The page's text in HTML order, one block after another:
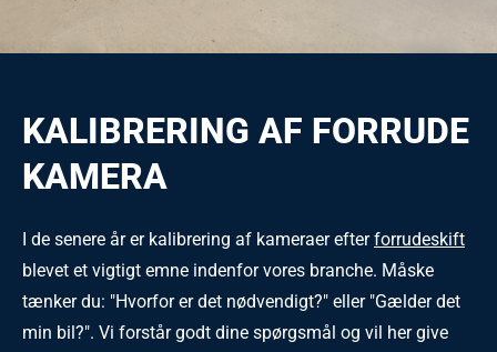
KALIBRERING AF FORRUDE
KAMERA
I de senere år er kalibrering af kameraer efterforrudeskift
blevet et vigtigt emne indenfor vores branche. Måske
tænker du: "Hvorfor er det nødvendigt?" eller "Gælder det
min bil?". Vi forstår godt dine spørgsmål og vil her give